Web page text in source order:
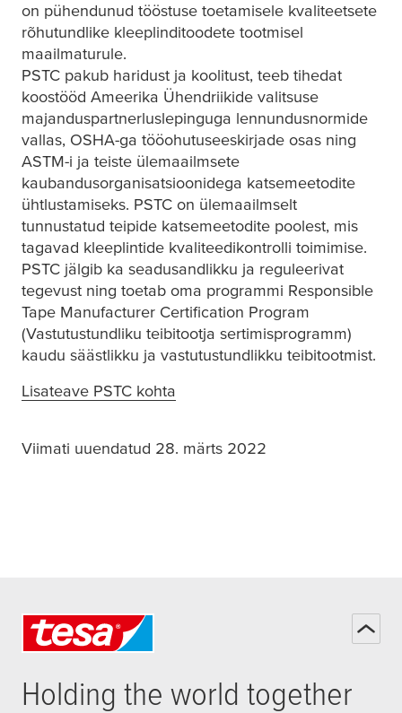
on pühendunud tööstuse toetamisele kvaliteetsete
rõhutundlike kleeplinditoodete tootmisel
maailmaturule.
PSTC pakub haridust ja koolitust, teeb tihedat
koostööd Ameerika Ühendriikide valitsuse
majanduspartnerluslepinguga lennundusnormide
vallas, OSHA-ga tööohutuseeskirjade osas ning
ASTM-i ja teiste ülemaailmsete
kaubandusorganisatsioonidega katsemeetodite
ühtlustamiseks. PSTC on ülemaailmselt
tunnustatud teipide katsemeetodite poolest, mis
tagavad kleeplintide kvaliteedikontrolli toimimise.
PSTC jälgib ka seadusandlikku ja reguleerivat
tegevust ning toetab oma programmi Responsible
Tape Manufacturer Certification Program
(Vastutustundliku teibitootja sertimisprogramm)
kaudu säästlikku ja vastutustundlikku teibitootmist.
Lisateave PSTC kohta
Viimati uuendatud 28. märts 2022
Holding the world together